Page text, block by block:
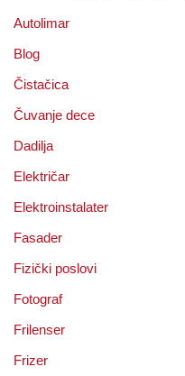
Autolimar
Blog
Čistačica
Čuvanje dece
Dadilja
Električar
Elektroinstalater
Fasader
Fizički poslovi
Fotograf
Frilenser
Frizer